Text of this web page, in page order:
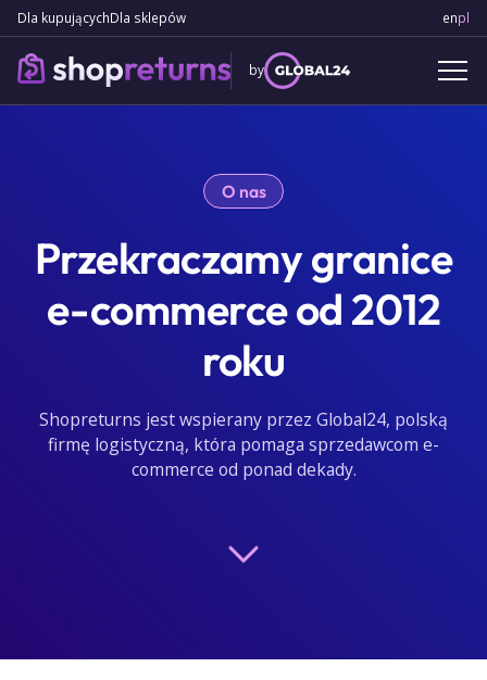
Dla kupującychDla sklepów enpl
by
O nas
Przekraczamy granice
e-commerce od 2012
roku
Shopreturns jest wspierany przez Global24, polską
firmę logistyczną, która pomaga sprzedawcom e-
commerce od ponad dekady.